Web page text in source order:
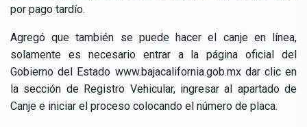
por pago tardío.
Agregó que también se puede hacer el canje en línea,
solamente es necesario entrar a la página oficial del
Gobierno del Estado www.bajacalifornia.gob.mxdar clic en
la sección de Registro Vehicular, ingresar al apartado de
Canje e iniciar el proceso colocando el número de placa.